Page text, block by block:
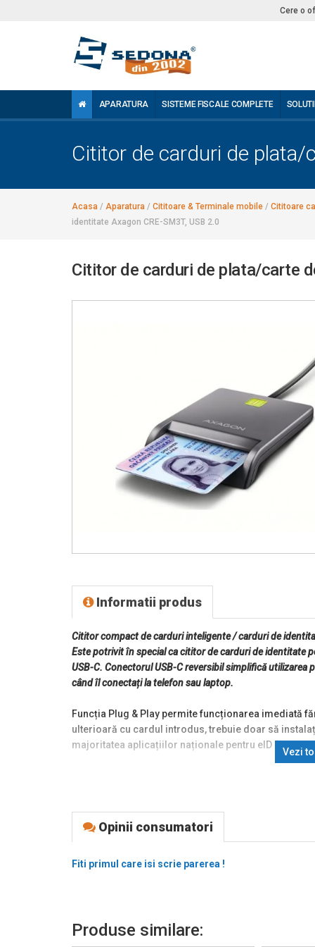
Cere o
APARATURA SISTEME FISCALE COMPLETE
Cititor de carduri de plata/
Acasa / Aparatura / Cititoare & Terminale mobile / Cititoare
identitate Axagon CRE-SM3T, USB 2.0
Cititor de carduri de plata/carte
Informatii produs
Cititor compact de carduri inteligente / carduri de
Este potrivit în special ca cititor de carduri de identitate
USB-C. Conectorul USB-C reversibil simplifică
când îl conectați la telefon sau laptop.
Funcția Plug & Play permite funcționarea imediată
ulterioară cu cardul introdus, trebuie doar să
majoritatea aplicațiilor naționale pentru eID (cărți
permite utilizarea pe scară largă pe desktop-uri și
utilizatorul cu lumină inutilă. Designul compact,
• USB 480Mbps (USB 2.0), protocol CCID.
Vezi
Opinii consumatori
Fiti primul care isi scrie parerea !
Produse similare: